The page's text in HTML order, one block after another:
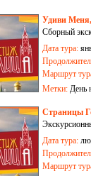
Удиви
Сборный
Дата тура:
Маршрут
Метки: День
Страницы
– Казань
Дата тура:
Маршрут